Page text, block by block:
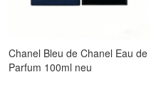
Chanel Bleu de Chanel Eau de
Parfum 100ml neu